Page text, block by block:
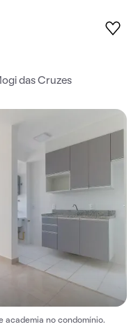
das Cruzes
academia no condomínio.